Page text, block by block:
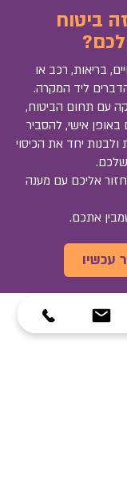
ביטוח
בריאות, רכב או
ליד המקרה.
עם תחום הביטוח,
באופן אישי, להסביר
יחד את הכיסוי
שלכם.
אליכם עם מענה
אתכם.
עכשיו